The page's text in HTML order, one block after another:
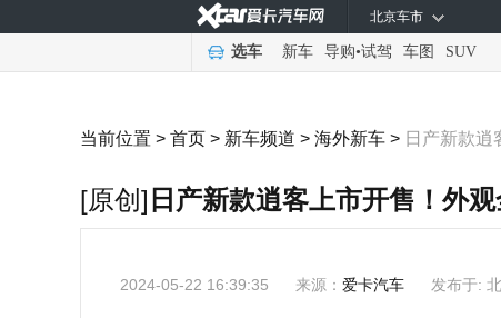
北京车市
选车 新车 导购•试驾 车图 SUV
当前位置 > 首页 > 新车频道 > 海外新车 > 日产新款逍
[原创] 日产新款逍客上市开售！外
2024-05-22 16:39:35 来源： 爱卡汽车 发布于: